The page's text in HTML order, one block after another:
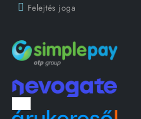
Felejtés joga